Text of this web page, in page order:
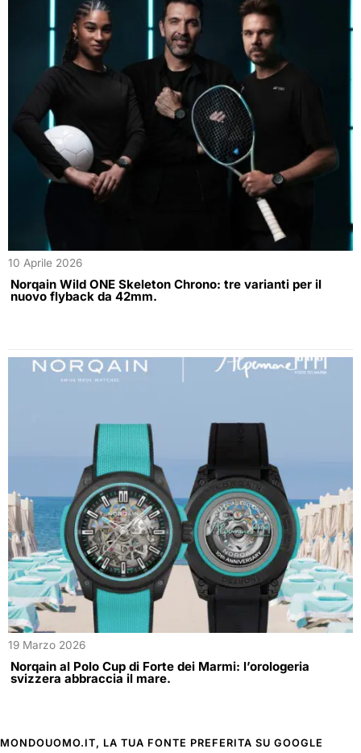
10 Aprile 2026
Norqain Wild ONE Skeleton Chrono: tre varianti per il
nuovo flyback da 42mm.
19 Marzo 2026
Norqain al Polo Cup di Forte dei Marmi: l’orologeria
svizzera abbraccia il mare.
MONDOUOMO.IT, LA TUA FONTE PREFERITA SU GOOGLE